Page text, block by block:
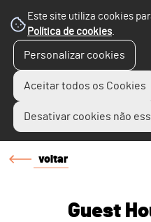
Este site utiliza cookies
Política de cookies.
Personalizar cookies
Aceitar todos os Cookies
Desativar cookies não
voltar
Guest